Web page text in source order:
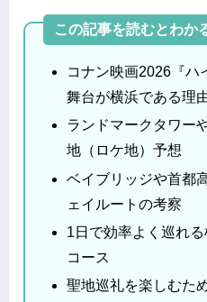
この記事を読むとわか
コナン映画2026『ハ
舞台が横浜である理
ランドマークタワー
地（ロケ地）予想
ベイブリッジや首都
ェイルートの考察
1日で効率よく巡れ
コース
聖地巡礼を楽しむた